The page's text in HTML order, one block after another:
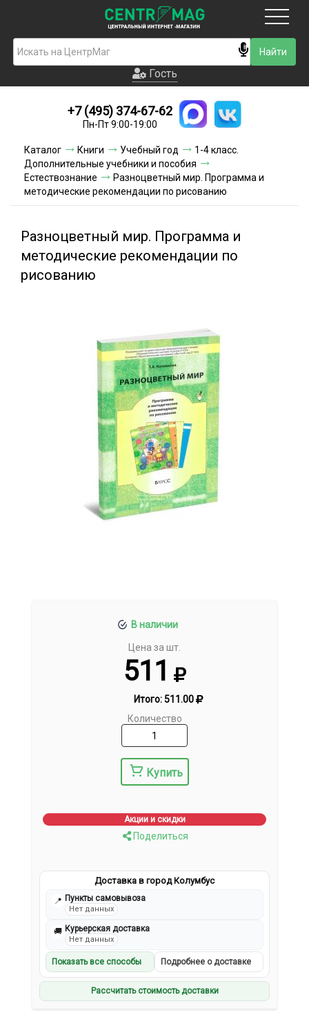
Гость
Новинки
Условия доставки
Условия оплаты
Акции и скидки
Гость
+7 (495) 374-67-62
Пн-Пт 9:00-19:00
Каталог Книги Учебный год
1-4 класс.
Дополнительные учебники и пособия
Естествознание
Разноцветный мир. Программа и
методические рекомендации по рисованию
Разноцветный мир. Программа и
методические рекомендации по
рисованию
В наличии
Цена за шт.
511
Итого:511.00
Количество
Купить
Акции и скидки
Поделиться
Доставка в город Колумбус
📍 Пункты самовывоза
Нет данных
🚚 Курьерская доставка
Нет данных
Показать все способы Подробнее о доставке
Рассчитать стоимость доставки